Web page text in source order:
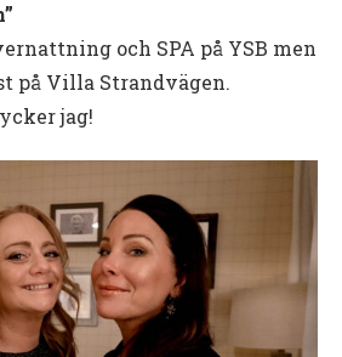
och SPA på YSB men
på Villa Strandvägen.
jag!